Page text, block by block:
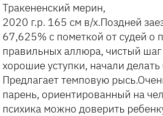
Тракененский мерин,
2020 г.р. 165 см в/х.Поздней
67,625% с пометкой от судей о
правильных аллюра, чистый
хорошие уступки, начали
Предлагает темповую
парень, ориентированный на
психика можно доверить